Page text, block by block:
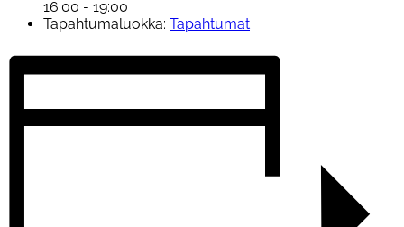
16:00 - 19:00
Tapahtumaluokka: Tapahtumat